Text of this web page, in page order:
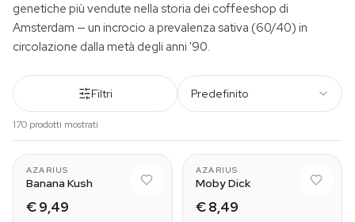
genetiche più vendute nella storia dei coffeeshop di
Amsterdam — un incrocio a prevalenza sativa (60/40) in
circolazione dalla metà degli anni '90.
Filtri Predefinito
170 prodotti mostrati
AZARIUS
Banana Kush
€ 9,49
AZARIUS
Moby Dick
€ 8,49